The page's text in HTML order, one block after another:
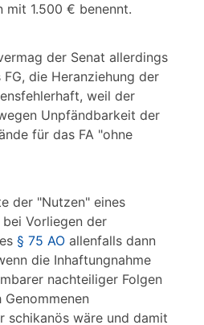
mit 1.500 € benennt.
der Senat allerdings
die Heranziehung der
weil der
Unpfändbarkeit der
für das FA "ohne
der "Nutzen" eines
Vorliegen der
§ 75 AO allenfalls dann
die Inhaftungnahme
nachteiliger Folgen
schikanös wäre und damit